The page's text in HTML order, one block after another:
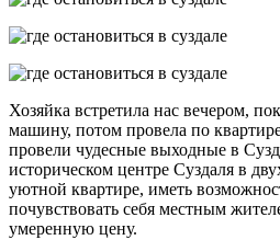
Хозяйка встретила нас вечером,
машину, потом провела по
провели чудесные выходные в
историческом центре Суздаля в
уютной квартире, иметь
почувствовать себя местным
умеренную цену.